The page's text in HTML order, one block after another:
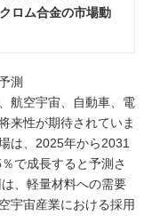
ロム合金の市場動
測
航空宇宙、自動車、電
来性が期待されていま
は、2025年から2031
で成長すると予測さ
、軽量材料への需要
宇宙産業における採用